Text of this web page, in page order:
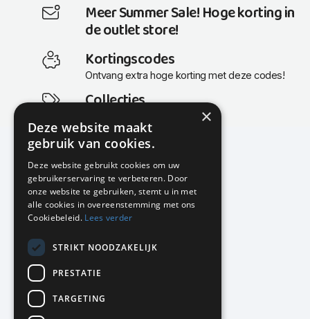
Meer Summer Sale! Hoge korting in
de outlet store!
Kortingscodes
Ontvang extra hoge korting met deze codes!
Collecties
Actuele en populaire collecties
KMP Kantoormeubilair
Airport Business Park
Frankfurtstraat 29-31
1175 RH Lijnden
020-617 01 26
info@kmpkantoormeubilair.nl
Facebook
Instagram
×
Deze website maakt
gebruik van cookies.
Deze website gebruikt cookies om uw
gebruikerservaring te verbeteren. Door
onze website te gebruiken, stemt u in met
alle cookies in overeenstemming met ons
Cookiebeleid. Lees verder
STRIKT NOODZAKELIJK
PRESTATIE
TARGETING